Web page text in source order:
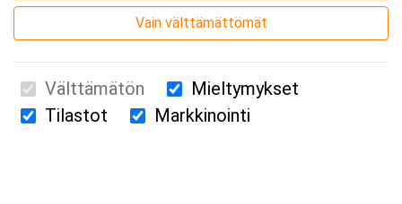
Suomen Ensiapukoulutus Oy / Valimotie 21 / 00380 Helsinki
Vain välttämättömät
Välttämätön
Mieltymykset
Tilastot
Markkinointi